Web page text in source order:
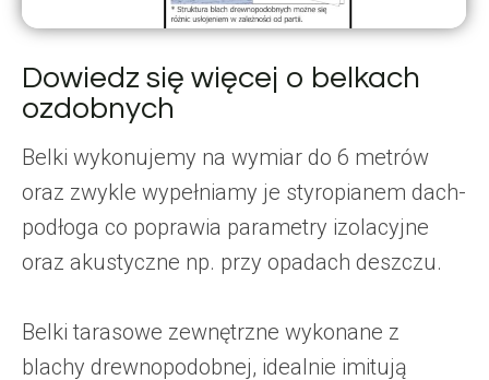
Dowiedz się więcej o belkach
ozdobnych
Belki wykonujemy na wymiar do 6 metrów
oraz zwykle wypełniamy je styropianem dach-
podłoga co poprawia parametry izolacyjne
oraz akustyczne np. przy opadach deszczu.
Belki tarasowe zewnętrzne wykonane z
blachy drewnopodobnej, idealnie imitują